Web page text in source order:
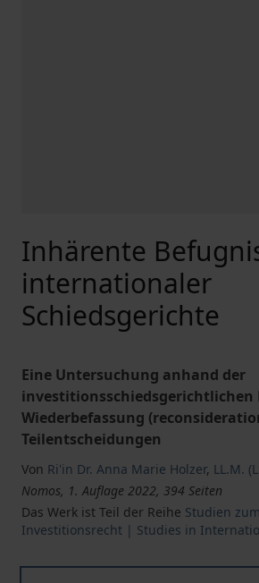
Inhärente
internationaler
Schiedsgerichte
Eine Untersuchung anhand der
investitionsschiedsgerichtlichen
Wiederbefassung
Teilentscheidungen
Von Ri'in Dr. Anna Marie Holzer, LL.M.
Nomos, 1. Auflage 2022, 394 Seiten
Das Werk ist Teil der Reihe Studien
Investitionsrecht | Studies in